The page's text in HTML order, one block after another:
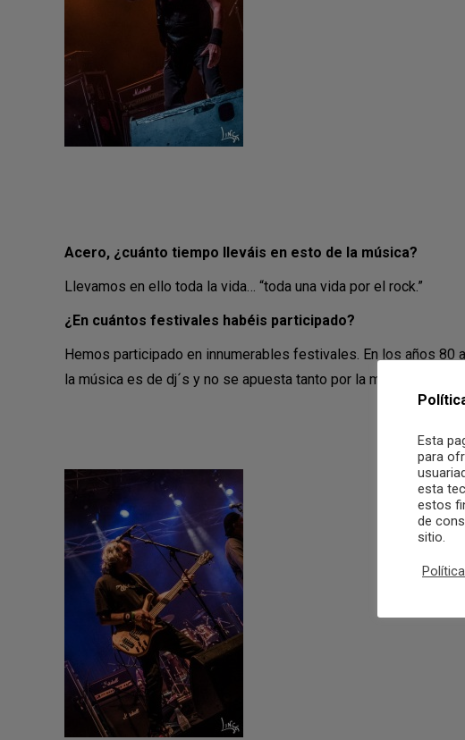
Acero, ¿cuánto tiempo lleváis en esto de la música?
Llevamos en ello toda la vida… “toda una vida por el rock.”
¿En cuántos festivales habéis participado?
Hemos participado en innumerables festivales. En los años 80
la música es de dj´s y no se apuesta tanto por la música en
Esta
para
esta
estos
de
sitio.